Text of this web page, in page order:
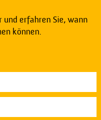
erfahren Sie, wann
können.